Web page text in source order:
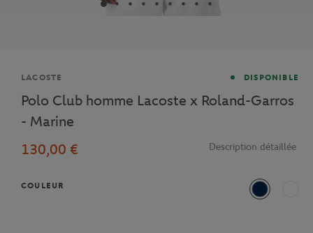
Marque
LACOSTE DISPONIBLE
Polo Club homme Lacoste x Roland-Garros
- Marine
130,00 €
Description détaillée
COULEUR
Bleu Marine